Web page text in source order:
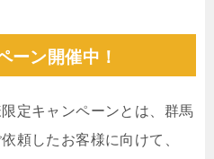
ーン開催中！
定キャンペーンとは、群馬
頼したお客様に向けて、